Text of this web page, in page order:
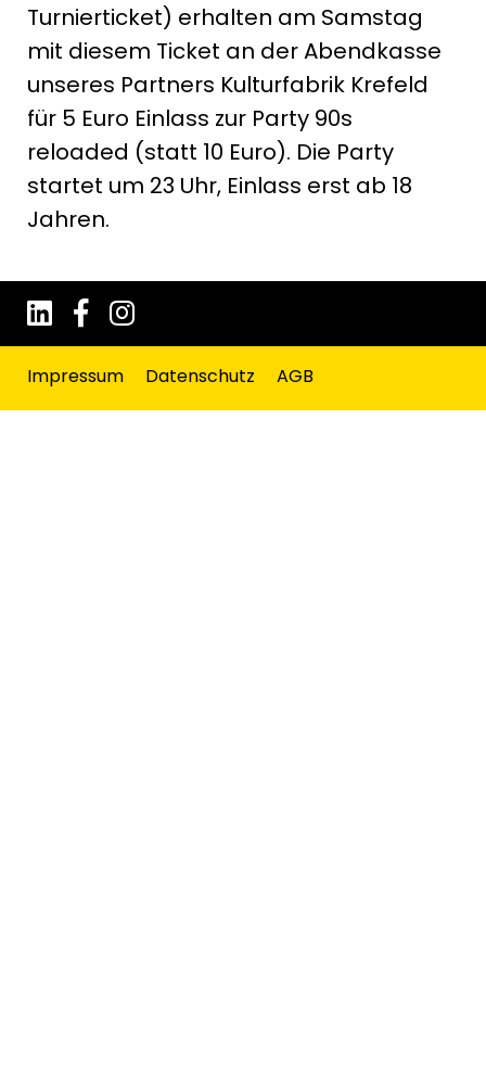
Turnierticket) erhalten am Samstag
mit diesem Ticket an der Abendkasse
unseres Partners Kulturfabrik Krefeld
für 5 Euro Einlass zur Party 90s
reloaded (statt 10 Euro). Die Party
startet um 23 Uhr, Einlass erst ab 18
Jahren.
Impressum Datenschutz AGB